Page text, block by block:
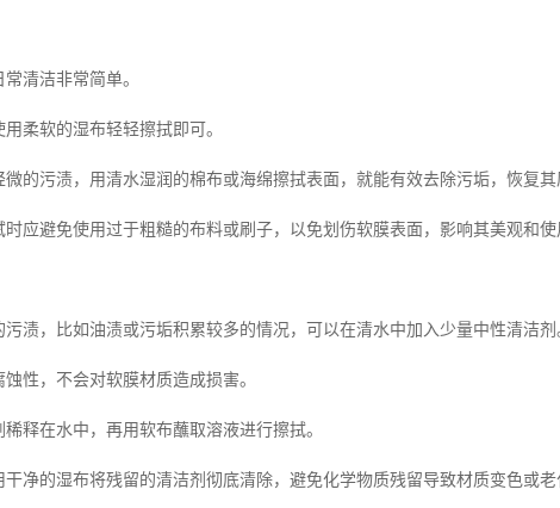
清洁非常简单。
柔软的湿布轻轻擦拭即可。
的污渍，用清水湿润的棉布或海绵擦拭表面，就能有效去除污垢，恢复其
应避免使用过于粗糙的布料或刷子，以免划伤软膜表面，影响其美观和使
渍，比如油渍或污垢积累较多的情况，可以在清水中加入少量中性清洁剂
性，不会对软膜材质造成损害。
释在水中，再用软布蘸取溶液进行擦拭。
净的湿布将残留的清洁剂彻底清除，避免化学物质残留导致材质变色或老